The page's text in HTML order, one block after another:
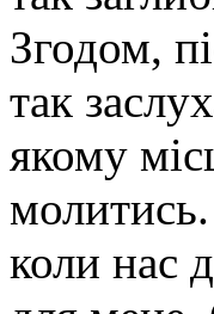
Згодом,
так
якому
коли нас